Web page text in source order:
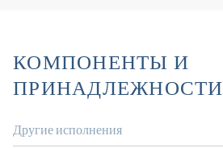
КОМПОНЕНТЫ И
ПРИНАДЛЕЖНОСТИ
Другие исполнения